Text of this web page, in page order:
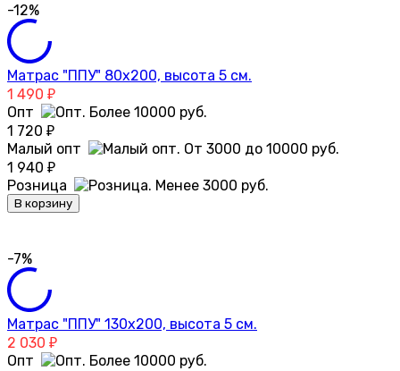
-12%
Матрас "ППУ" 80х200, высота 5 см.
1 490 ₽
Опт
1 720 ₽
Малый опт
1 940 ₽
Розница
В корзину
-7%
Матрас "ППУ" 130х200, высота 5 см.
2 030 ₽
Опт